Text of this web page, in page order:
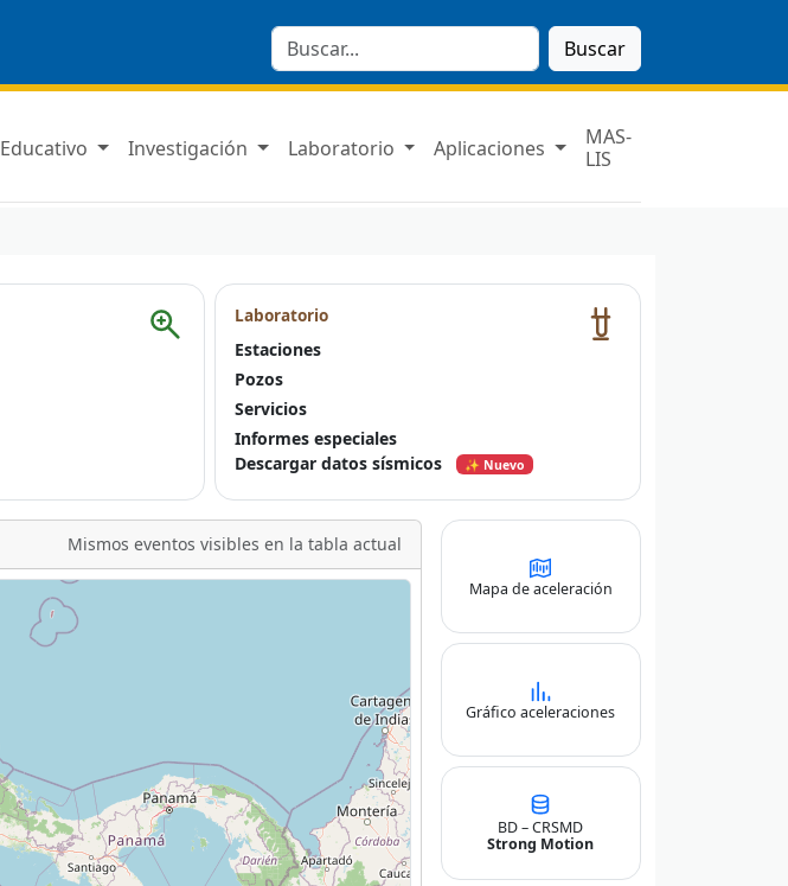
Buscar
Educativo Investigación Laboratorio Aplicaciones
MAS-
LIS
Laboratorio
Estaciones
Pozos
Servicios
Informes especiales
Descargar datos sísmicos
✨ Nuevo
Mismos eventos visibles en la tabla actual
Mapa de aceleración
Gráfico aceleraciones
BD – CRSMD
Strong Motion